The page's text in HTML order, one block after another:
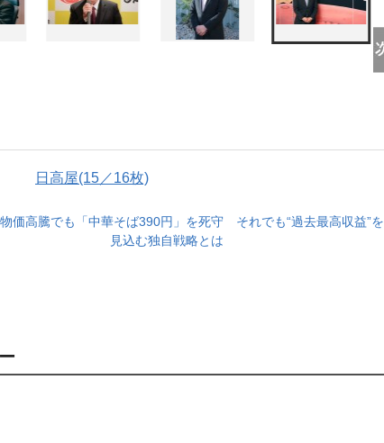
日高屋(15／16枚)
価高騰でも「中華そば390円」を死守 それでも“過去最高収益”を
見込む独自戦略とは